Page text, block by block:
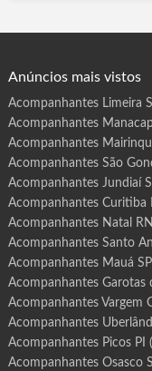
e
r
m
a
u
a
é
S
P
Anúncios mais vistos
Acompanhantes Limeira
Acompanhantes
Acompanhantes
Acompanhantes São
Acompanhantes Jundiaí
Acompanhantes Curitiba
Acompanhantes Natal RN
Acompanhantes Santo
Acompanhantes Mauá SP
Acompanhantes Garotas
Acompanhantes Vargem
Acompanhantes
Acompanhantes Picos PI
Acompanhantes Osasco